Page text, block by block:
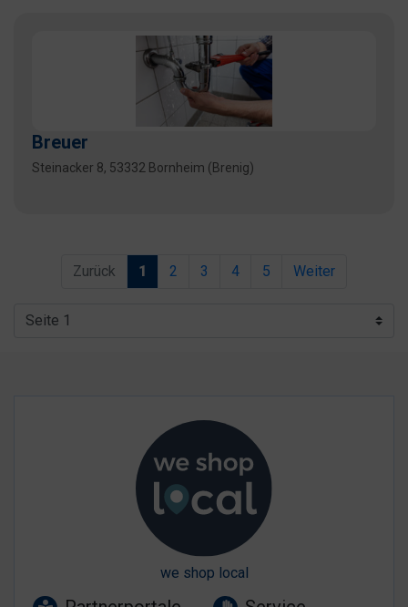
Breuer
Steinacker 8, 53332 Bornheim (Brenig)
Zurück 1 2 3 4 5 Weiter
we shop local